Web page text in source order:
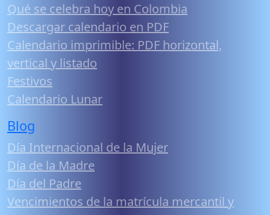
Qué se celebra hoy en Colombia
Descargar calendario en PDF
Calendario imprimible: PDF horizontal,
vertical y listado
Festivos
Calendario Lunar
Blog
Día Internacional de la Mujer
Día de la Madre
Día del Padre
Vencimientos de la matrícula mercantil y